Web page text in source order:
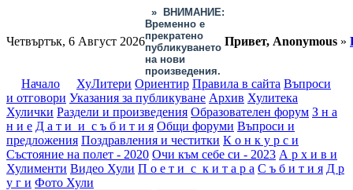
Четвъртък, 6 Август 2026
»
ВНИМАНИЕ:
Временно е
прекратено
публикуването
на нови
произведения.
Привет, Anonymous »
Начало ХуЛитери Ориентир Правила в сайта Въпроси
и отговори Указания за публикуване Архив Хулитека
Хулички Раздели и произведения Образователен форум З н а
н и е Д а т и и с ъ б и т и я Общи форуми Въпроси и
предложения Поздравления и честитки К о н к у р с и
Състояние на полет - 2020 Очи към себе си - 2023 А р х и в и
Хулименти Видео Хули П о е т и с к и т а р а С ъ б и т и я Д р
у г и Фото Хули